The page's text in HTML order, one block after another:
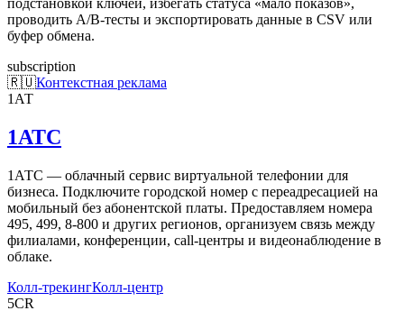
подстановкой ключей, избегать статуса «мало показов»,
проводить A/B-тесты и экспортировать данные в CSV или
буфер обмена.
subscription
🇷🇺Контекстная реклама
1АТ
1АТС
1АТС — облачный сервис виртуальной телефонии для
бизнеса. Подключите городской номер с переадресацией на
мобильный без абонентской платы. Предоставляем номера
495, 499, 8-800 и других регионов, организуем связь между
филиалами, конференции, call-центры и видеонаблюдение в
облаке.
Колл-трекингКолл-центр
5CR